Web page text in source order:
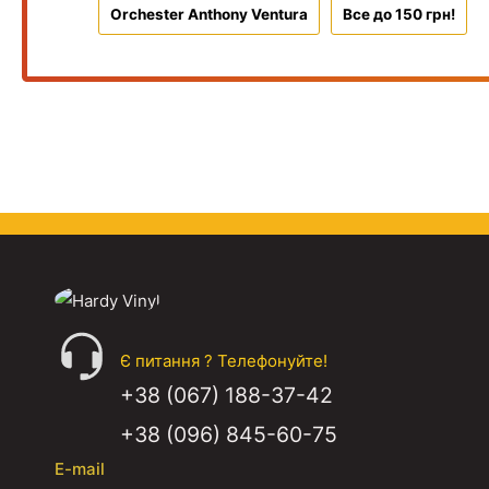
Orchester Anthony Ventura
Все до 150 грн!
Є питання ? Телефонуйте!
+38 (067) 188-37-42
+38 (096) 845-60-75
E-mail